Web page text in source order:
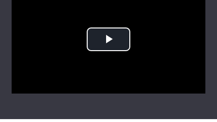
Статті
Архів Вакансії
Контакти
Play